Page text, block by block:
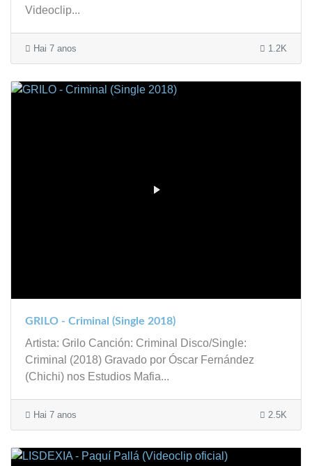
Videoclip...
Hai 7 anos 1.2K
GRILO - Criminal (Single 2018)
Artista: Grilo Canción: Criminal Disco/Single:
Criminal (2018) Gravado por Óscar Fernández
(Chichi) nos Estudios Mafia...
Hai 7 anos 2.5K